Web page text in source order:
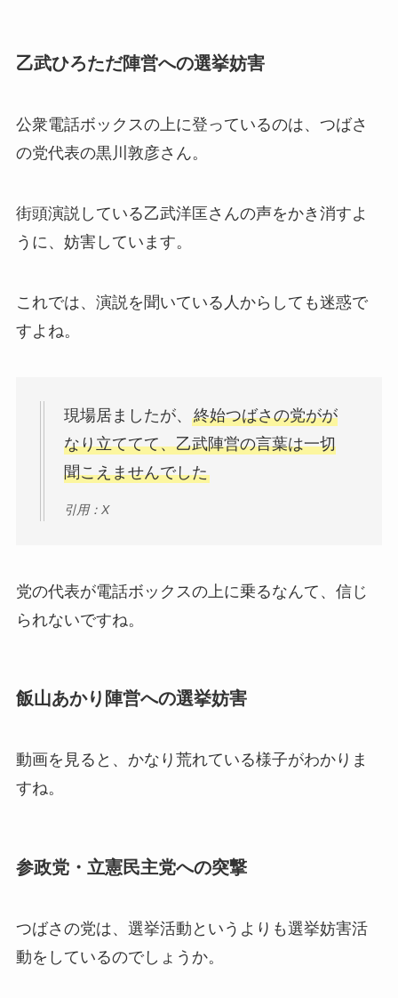
乙武ひろただ陣営への選挙妨害
公衆電話ボックスの上に登っているのは、つばさ
の党代表の黒川敦彦さん。
街頭演説している乙武洋匡さんの声をかき消すよ
うに、妨害しています。
これでは、演説を聞いている人からしても迷惑で
すよね。
現場居ましたが、 終始つばさの党がが
なり立ててて、乙武陣営の言葉は一切
聞こえませんでした
引用：X
党の代表が電話ボックスの上に乗るなんて、信じ
られないですね。
飯山あかり陣営への選挙妨害
動画を見ると、かなり荒れている様子がわかりま
すね。
参政党・立憲民主党への突撃
つばさの党は、選挙活動というよりも選挙妨害活
動をしているのでしょうか。